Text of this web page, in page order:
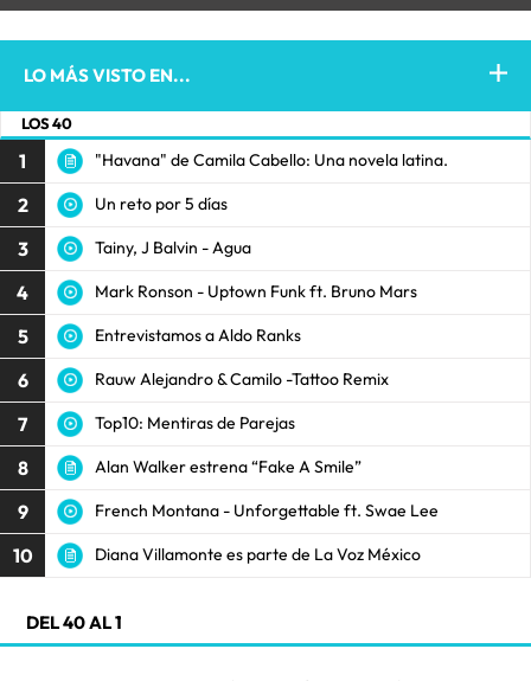
LO MÁS VISTO EN...
LOS 40
1 "Havana" de Camila Cabello: Una novela latina.
2 Un reto por 5 días
3 Tainy, J Balvin - Agua
4 Mark Ronson - Uptown Funk ft. Bruno Mars
5 Entrevistamos a Aldo Ranks
6 Rauw Alejandro & Camilo -Tattoo Remix
7 Top10: Mentiras de Parejas
8 Alan Walker estrena “Fake A Smile”
9 French Montana - Unforgettable ft. Swae Lee
10 Diana Villamonte es parte de La Voz México
DEL 40 AL 1